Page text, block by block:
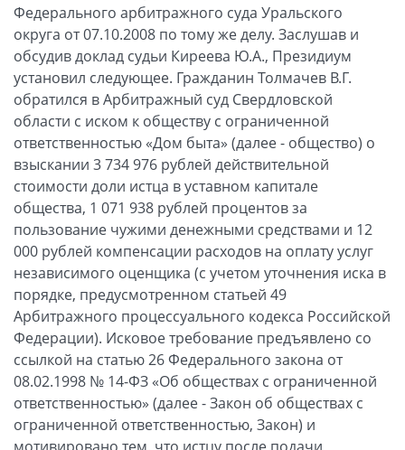
Федерального арбитражного суда Уральского
округа от 07.10.2008 по тому же делу. Заслушав и
обсудив доклад судьи Киреева Ю.А., Президиум
установил следующее. Гражданин Толмачев В.Г.
обратился в Арбитражный суд Свердловской
области с иском к обществу с ограниченной
ответственностью «Дом быта» (далее - общество) о
взыскании 3 734 976 рублей действительной
стоимости доли истца в уставном капитале
общества, 1 071 938 рублей процентов за
пользование чужими денежными средствами и 12
000 рублей компенсации расходов на оплату услуг
независимого оценщика (с учетом уточнения иска в
порядке, предусмотренном статьей 49
Арбитражного процессуального кодекса Российской
Федерации). Исковое требование предъявлено со
ссылкой на статью 26 Федерального закона от
08.02.1998 № 14-ФЗ «Об обществах с ограниченной
ответственностью» (далее - Закон об обществах с
ограниченной ответственностью, Закон) и